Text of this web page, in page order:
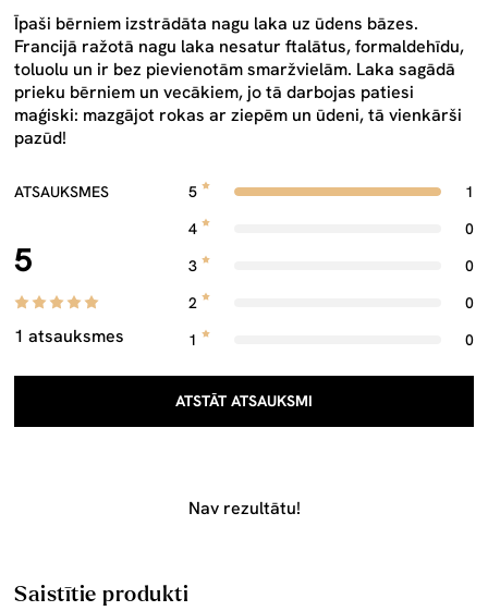
Īpaši bērniem izstrādāta nagu laka uz ūdens bāzes.
Francijā ražotā nagu laka nesatur ftalātus, formaldehīdu,
toluolu un ir bez pievienotām smaržvielām. Laka sagādā
prieku bērniem un vecākiem, jo tā darbojas patiesi
maģiski: mazgājot rokas ar ziepēm un ūdeni, tā vienkārši
pazūd!
ATSAUKSMES
5
1 atsauksmes
5
1
4
0
3
0
2
0
1
0
ATSTĀT ATSAUKSMI
Nav rezultātu!
Saistītie produkti